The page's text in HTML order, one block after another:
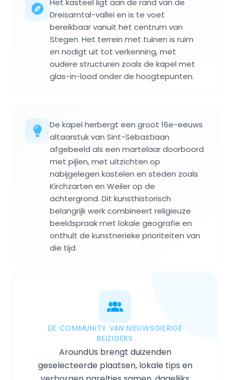
Het kasteel ligt aan de rand van de
Dreisamtal-vallei en is te voet
bereikbaar vanuit het centrum van
Stegen. Het terrein met tuinen is ruim
en nodigt uit tot verkenning, met
oudere structuren zoals de kapel met
glas-in-lood onder de hoogtepunten.
De kapel herbergt een groot 16e-eeuws
altaarstuk van Sint-Sebastiaan
afgebeeld als een martelaar doorboord
met pijlen, met uitzichten op
nabijgelegen kastelen en steden zoals
Kirchzarten en Weiler op de
achtergrond. Dit kunsthistorisch
belangrijk werk combineert religieuze
beeldspraak met lokale geografie en
onthult de kunstnerieke prioriteiten van
die tijd.
DE COMMUNITY VAN NIEUWSGIERIGE
REIZIGERS
AroundUs brengt duizenden
geselecteerde plaatsen, lokale tips en